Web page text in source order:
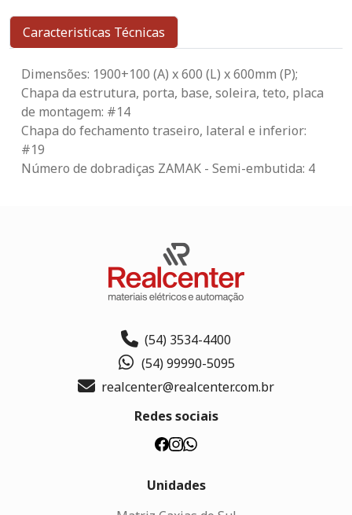
Caracteristicas Técnicas
Dimensões: 1900+100 (A) x 600 (L) x 600mm (P);
Chapa da estrutura, porta, base, soleira, teto, placa
de montagem: #14
Chapa do fechamento traseiro, lateral e inferior:
#19
Número de dobradiças ZAMAK - Semi-embutida: 4
(54) 3534-4400
(54) 99990-5095
realcenter@realcenter.com.br
Redes sociais
Unidades